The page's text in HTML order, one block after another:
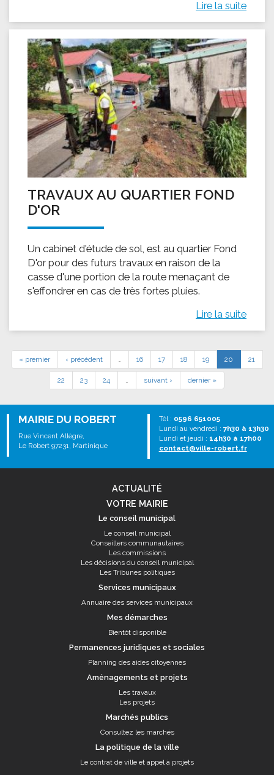
Lire la suite
TRAVAUX AU QUARTIER FOND
D'OR
Un cabinet d'étude de sol, est au quartier Fond
D'or pour des futurs travaux en raison de la
casse d'une portion de la route menaçant de
s'effondrer en cas de très fortes pluies.
Lire la suite
« premier ‹ précédent … 16 17 18 19 20 21
22 23 24 … suivant › dernier »
MAIRIE DU ROBERT
Rue Vincent Allègre,
Le Robert 97231, Martinique
Tél : 0596 651005
Lundi au vendredi : 7h30 à 13h30
Lundi et jeudi : 14h30 à 17h00
contact@ville-robert.fr
ACTUALITÉ
VOTRE MAIRIE
Le conseil municipal
Le conseil municipal
Conseillers communautaires
Les commissions
Les décisions du conseil municipal
Les Tribunes politiques
Services municipaux
Annuaire des services municipaux
Mes démarches
Bientôt disponible
Permanences juridiques et sociales
Planning des aides citoyennes
Aménagements et projets
Les travaux
Les projets
Marchés publics
Consultez les marchés
La politique de la ville
Le contrat de ville et appel à projets